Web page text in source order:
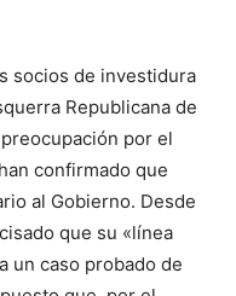
socios de investidura
Republicana de
por el
confirmado que
al Gobierno. Desde
que su «línea
un caso probado de